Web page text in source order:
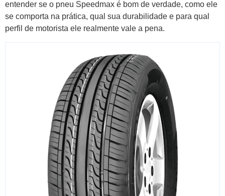
entender se o pneu Speedmax é bom de verdade, como ele
se comporta na prática, qual sua durabilidade e para qual
perfil de motorista ele realmente vale a pena.